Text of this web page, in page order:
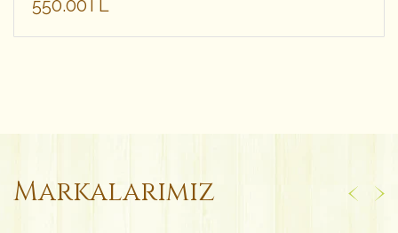
550.00TL
Markalarımız